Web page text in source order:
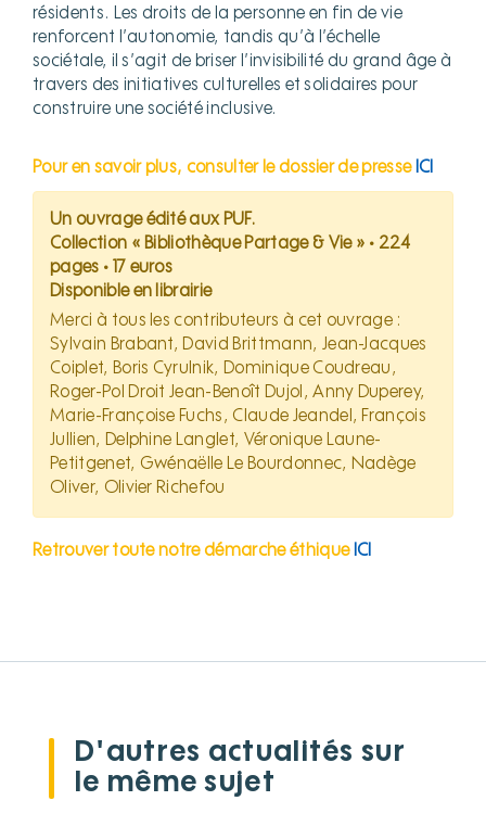
résidents. Les droits de la personne en fin de vie
renforcent l’autonomie, tandis qu’à l’échelle
sociétale, il s’agit de briser l’invisibilité du grand âge à
travers des initiatives culturelles et solidaires pour
construire une société inclusive.
Pour en savoir plus, consulter le dossier de presse ICI
Un ouvrage édité aux PUF.
Collection « Bibliothèque Partage & Vie » • 224
pages • 17 euros
Disponible en librairie
Merci à tous les contributeurs à cet ouvrage :
Sylvain Brabant, David Brittmann, Jean-Jacques
Coiplet, Boris Cyrulnik, Dominique Coudreau,
Roger-Pol Droit Jean-Benoît Dujol, Anny Duperey,
Marie-Françoise Fuchs, Claude Jeandel, François
Jullien, Delphine Langlet, Véronique Laune-
Petitgenet, Gwénaëlle Le Bourdonnec, Nadège
Oliver, Olivier Richefou
Retrouver toute notre démarche éthique ICI
D'autres actualités sur
le même sujet